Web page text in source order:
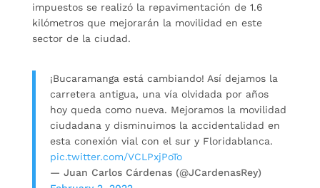
impuestos se realizó la repavimentación de 1.6
kilómetros que mejorarán la movilidad en este
sector de la ciudad.
¡Bucaramanga está cambiando! Así dejamos la
carretera antigua, una vía olvidada por años
hoy queda como nueva. Mejoramos la movilidad
ciudadana y disminuimos la accidentalidad en
esta conexión vial con el sur y Floridablanca.
pic.twitter.com/VCLPxjPoTo
— Juan Carlos Cárdenas (@JCardenasRey)